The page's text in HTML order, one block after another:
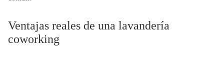
Ventajas reales de una lavandería
coworking